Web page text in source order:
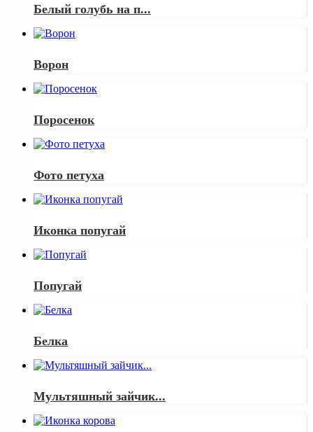
Белый голубь на п...
Ворон
Поросенок
Фото петуха
Иконка попугай
Попугай
Белка
Мультяшный зайчик...